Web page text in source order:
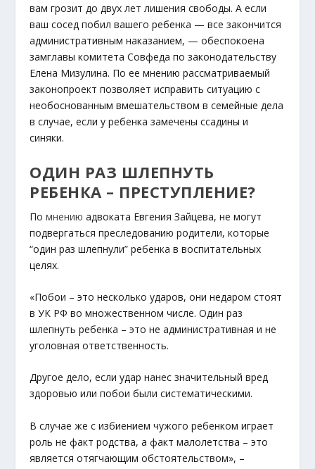
вам грозит до двух лет лишения свободы. А если
ваш сосед побил вашего ребенка — все закончится
административным наказанием, — обеспокоена
замглавы комитета Совфеда по законодательству
Елена Мизулина. По ее мнению рассматриваемый
законопроект позволяет исправить ситуацию с
необоснованным вмешательством в семейные дела
в случае, если у ребенка замечены ссадины и
синяки.
ОДИН РАЗ ШЛЕПНУТЬ
РЕБЕНКА – ПРЕСТУПЛЕНИЕ?
Помнению адвоката Евгения Зайцева, не могут
подвергаться преследованию родители, которые
“один раз шлепнули” ребенка в воспитательных
целях.
«Побои – это несколько ударов, они недаром стоят
в УК РФ во множественном числе. Один раз
шлепнуть ребенка – это не административная и не
уголовная ответственность.
Другое дело, если удар нанес значительный вред
здоровью или побои были систематическими.
В случае же с избиением чужого ребенком играет
роль не факт родства, а факт малолетства – это
является отягчающим обстоятельством», –